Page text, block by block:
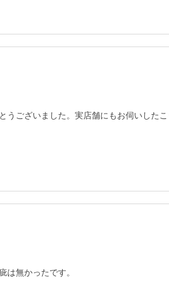
ございました。実店舗にもお伺いした
は無かったです。